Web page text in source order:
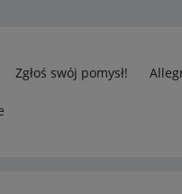
Zgłoś swój pomysł!